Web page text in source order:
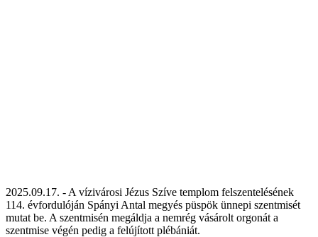
2025.09.17. - A vízivárosi Jézus Szíve templom felszentelésének
114. évfordulóján Spányi Antal megyés püspök ünnepi szentmisét
mutat be. A szentmisén megáldja a nemrég vásárolt orgonát a
szentmise végén pedig a felújított plébániát.